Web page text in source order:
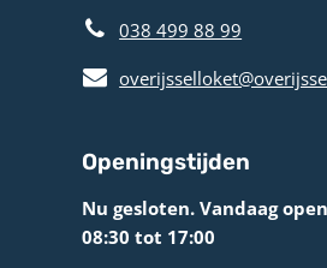
038 499 88 99
Openingstijden
Nu gesloten. Vandaag
08:30 tot 17:00